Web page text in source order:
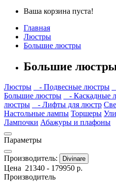
Ваша корзина пуста!
Главная
Люстры
Большие люстры
Большие
Люстры - Подвесные люстры
Большие люстры
- Каскадные
люстры
- Лифты для люстр
Настольные лампы Торшеры
Лампочки Абажуры и плафоны
Параметры
Производитель: Divinare
Цена 21340 - 179950 р.
Производитель